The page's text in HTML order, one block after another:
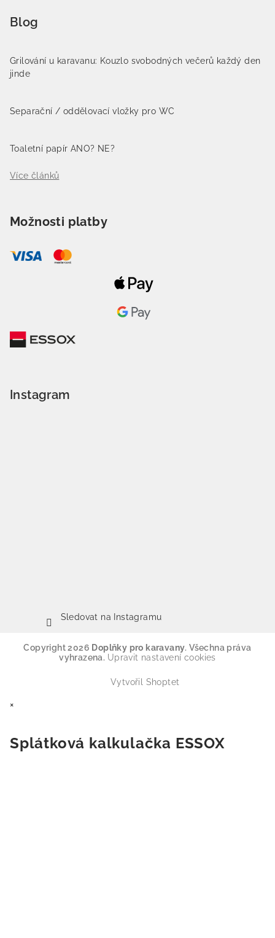
Blog
Grilování u karavanu: Kouzlo svobodných večerů každý den
jinde
Separační / oddělovací vložky pro WC
Toaletní papír ANO? NE?
Více článků
Možnosti platby
Instagram
Sledovat na Instagramu
Copyright 2026 Doplňky pro karavany. Všechna práva
vyhrazena. Upravit nastavení cookies
Vytvořil Shoptet
×
Splátková kalkulačka ESSOX